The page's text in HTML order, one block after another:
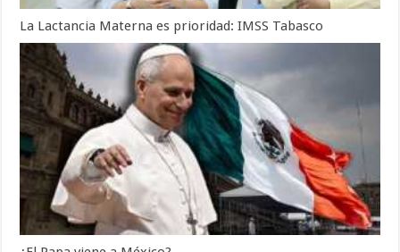
La Lactancia Materna es prioridad: IMSS Tabasco